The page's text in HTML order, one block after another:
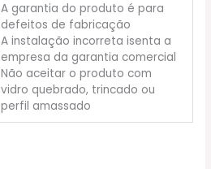
A garantia do produto é para
defeitos de fabricação
A instalação incorreta isenta a
empresa da garantia comercial
Não aceitar o produto com
vidro quebrado, trincado ou
perfil amassado